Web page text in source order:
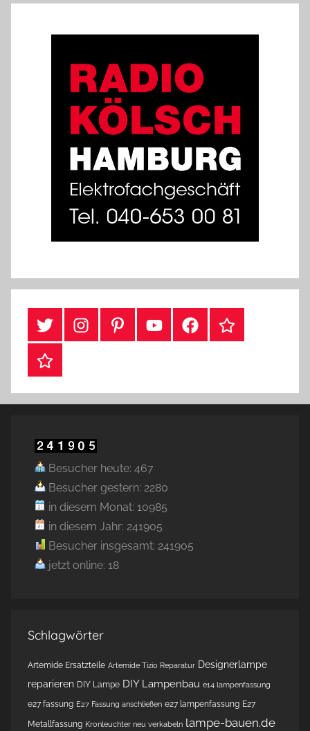
#TwitterInstagramPinterestYouTubeFacebookTikTok
Webshop
Besucher heute: 467
Besucher gestern: 2280
in diesem Monat: 10985
in diesem Jahr: 241905
Besucher insgesamt: 241905
jetzt online: 18
Schlagwörter
Artemide Ersatzteile Artemide Tizio Reparatur Designerlampe
reparieren DIY Lampe DIY Lampenbau e14 lampenfassung
e27 fassung E27 Fassung anschließen e27 lampenfassung E27
Metallfassung Kronleuchter neu verkabeln lampe-bauen.de